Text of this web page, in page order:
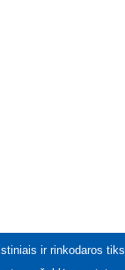
ir rinkodaros